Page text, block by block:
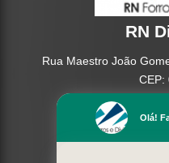
RN
Rua Maestro João
CEP:
Olá!